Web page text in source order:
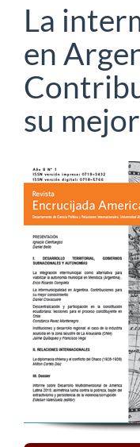
La
en
su
Barra
lateral
del
artículo